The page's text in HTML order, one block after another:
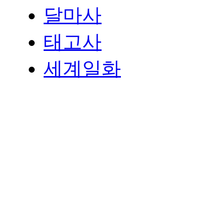
달마사
태고사
세계일화